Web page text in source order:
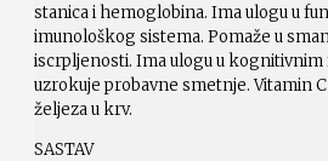
stanica i hemoglobina. Ima ulogu u
imunološkog sistema. Pomaže u
iscrpljenosti. Ima ulogu u kognitivnim
uzrokuje probavne smetnje. Vitamin
željeza u krv.
SASTAV